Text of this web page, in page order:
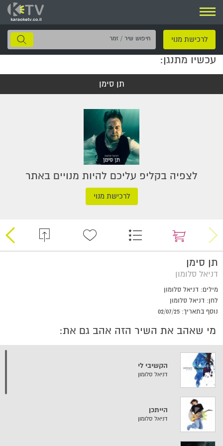
ניווט
לרכישת מנוי
חיפוש
שיר
עכשיו מתנגן:
תן סימן
לצפיה בקליפ עליכם להיות מנויים באתר
לרכישת מנוי
תן סימן
דניאל סלומון
מילים: דניאל סלומון
לחן: דניאל סלומון
נוסף בתאריך: 02/07/25
מי שאהב את השיר הזה אהב גם את:
הקשיבי לי
דניאל סלומון
הייתכן
דניאל סלומון